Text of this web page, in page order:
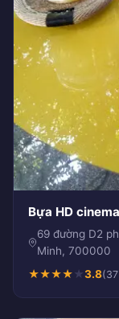
Bựa HD cinema
69 đường D2
Minh, 700000
★★★★★3.8